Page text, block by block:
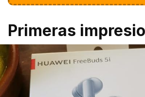
Primeras